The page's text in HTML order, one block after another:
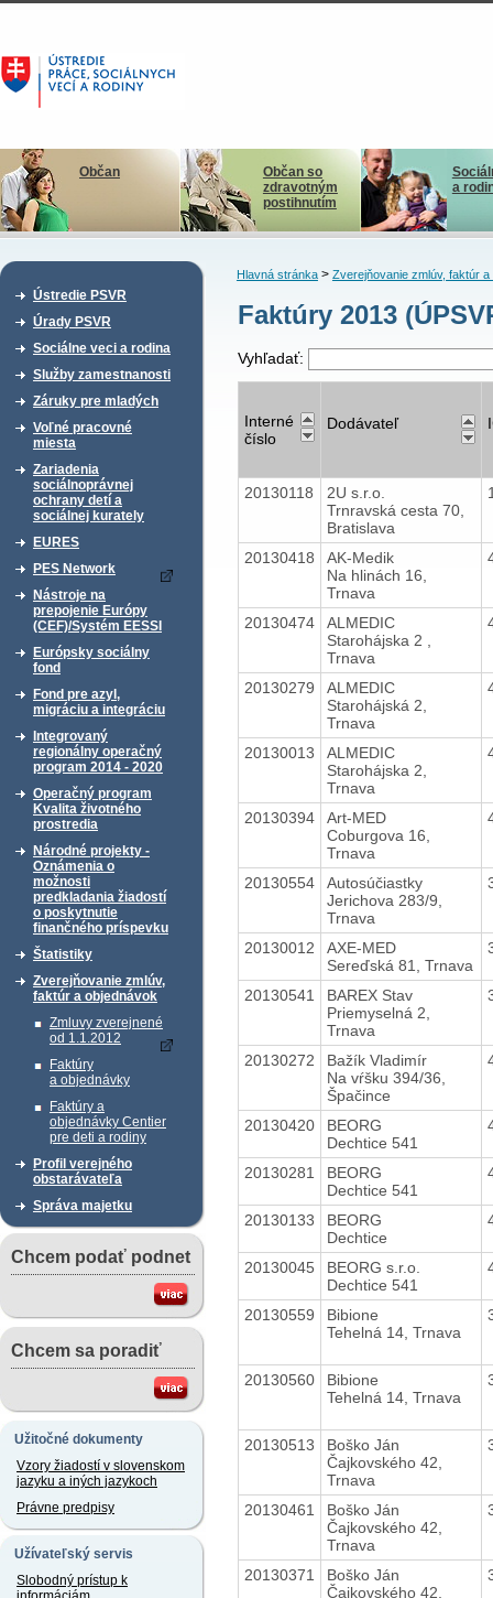
Občan
Občan so
zdravotným
postihnutím
a
Ústredie PSVR
Úrady PSVR
Sociálne veci a rodina
Služby zamestnanosti
Záruky pre mladých
Voľné pracovné
miesta
Zariadenia
sociálnoprávnej
ochrany detí a
sociálnej kurately
EURES
PES Network
Nástroje na
prepojenie Európy
(CEF)/Systém EESSI
Európsky sociálny
fond
Fond pre azyl,
migráciu a integráciu
Integrovaný
regionálny operačný
program 2014 - 2020
Operačný program
Kvalita životného
prostredia
Národné projekty -
Oznámenia o
možnosti
predkladania žiadostí
o poskytnutie
finančného príspevku
Štatistiky
Zverejňovanie zmlúv,
faktúr a objednávok
Zmluvy zverejnené
od 1.1.2012
Faktúry
a objednávky
Faktúry a
objednávky Centier
pre deti a rodiny
Profil verejného
obstarávateľa
Správa majetku
Chcem podať podnet
Chcem sa poradiť
Užitočné dokumenty
Vzory žiadostí v slovenskom
jazyku a iných jazykoch
Právne predpisy
Užívateľský servis
Slobodný prístup k
Hlavná stránka> Zverejňovanie zmlúv, faktúr a
Faktúry 2013
Vyhľadať:
Interné
číslo
Dodávateľ
20130118
2U s.r.o.
Trnravská cesta 70,
Bratislava
20130418
AK-Medik
Na hlinách 16,
Trnava
20130474
ALMEDIC
Starohájska 2 ,
Trnava
20130279
ALMEDIC
Starohájská 2,
Trnava
20130013
ALMEDIC
Starohájska 2,
Trnava
20130394
Art-MED
Coburgova 16,
Trnava
20130554
Autosúčiastky
Jerichova 283/9,
Trnava
20130012
AXE-MED
Sereďská 81, Trnava
20130541
BAREX Stav
Priemyselná 2,
Trnava
20130272
Bažík Vladimír
Na vŕšku 394/36,
Špačince
20130420
BEORG
Dechtice 541
20130281
BEORG
Dechtice 541
20130133
BEORG
Dechtice
20130045
BEORG s.r.o.
Dechtice 541
20130559
Bibione
Tehelná 14, Trnava
20130560
Bibione
Tehelná 14, Trnava
20130513
Boško Ján
Čajkovského 42,
Trnava
20130461
Boško Ján
Čajkovského 42,
Trnava
20130371
Boško Ján
Čajkovského 42,